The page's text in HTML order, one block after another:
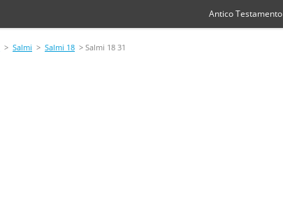
Antico Testamento
> Salmi > Salmi 18 > Salmi 18 31